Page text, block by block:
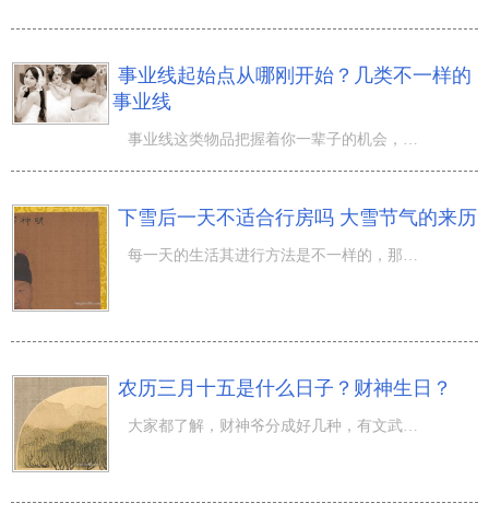
事业线起始点从哪刚开始？几类不一样的
事业线
事业线这类物品把握着你一辈子的机会，手相中的事业线与你的工作是密切相关的，事业线倘若清楚，表达在工作
下雪后一天不适合行房吗 大雪节气的来历
每一天的生活其进行方法是不一样的，那麼【下雪后一天不适合行房吗 大雪节气的来历】跟伴随着我去了解一下
农历三月十五是什么日子？财神生日？